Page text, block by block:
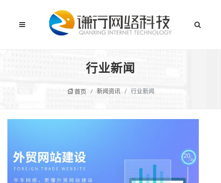
行业新闻
首页 新闻资讯 行业新闻